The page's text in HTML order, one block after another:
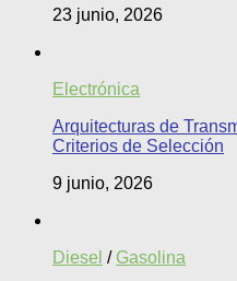
23 junio, 2026
Electrónica
Arquitecturas de
Criterios de Selección
9 junio, 2026
Diesel / Gasolina